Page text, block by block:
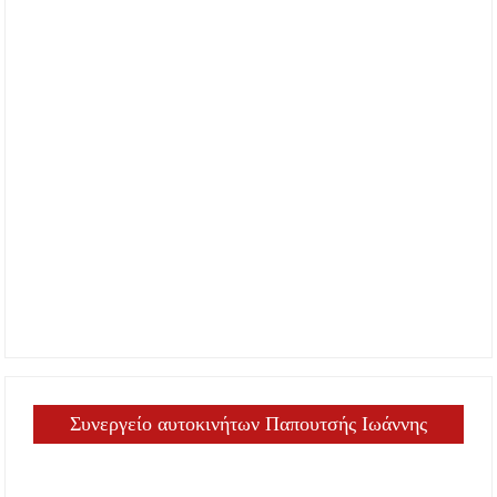
Συνεργείο αυτοκινήτων Παπουτσής Ιωάννης